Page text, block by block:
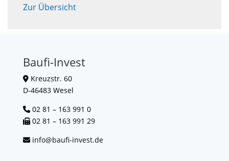
Zur Übersicht
Baufi-Invest
Kreuzstr. 60
D-46483 Wesel
02 81 – 163 991 0
02 81 – 163 991 29
info@baufi-invest.de